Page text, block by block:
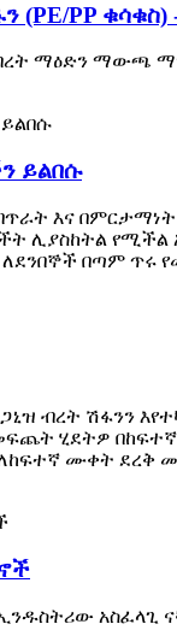
(PE/PP
ማዕድን ማውጫ
ይልበሱ
እና
ሊያስከትል
በጣም ጥሩ
ብረት ሽፋንን
ሂደትዎ
ለከፍተኛ ሙቀት ደረቅ
አስፈላጊ